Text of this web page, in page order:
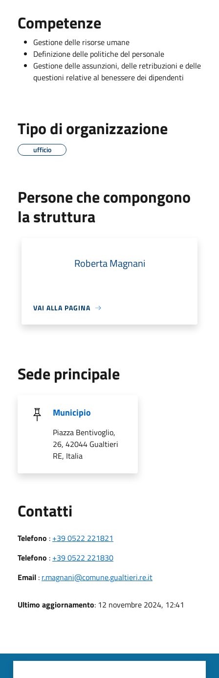
Competenze
Gestione delle risorse umane
Definizione delle politiche del personale
Gestione delle assunzioni, delle retribuzioni e delle
questioni relative al benessere dei dipendenti
Tipo di organizzazione
ufficio
Persone che compongono
la struttura
Roberta Magnani
VAI ALLA PAGINA
Sede principale
Municipio
Piazza Bentivoglio,
26, 42044 Gualtieri
RE, Italia
Contatti
Telefono : +39 0522 221821
Telefono : +39 0522 221830
Email : r.magnani@comune.gualtieri.re.it
Ultimo aggiornamento: 12 novembre 2024, 12:41